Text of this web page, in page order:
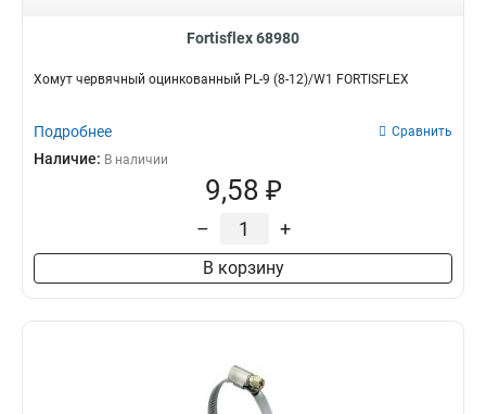
Fortisflex 68980
Хомут червячный оцинкованный PL-9 (8-12)/W1 FORTISFLEX
Подробнее Сравнить
Наличие: В наличии
9,58 ₽
– +
В корзину